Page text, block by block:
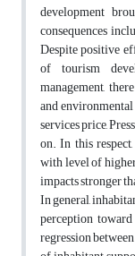
development
consequences
Despite positive
of tourism
management,
and
services price,
on. In this
with level of
impacts stronger
In general,
perception
regression